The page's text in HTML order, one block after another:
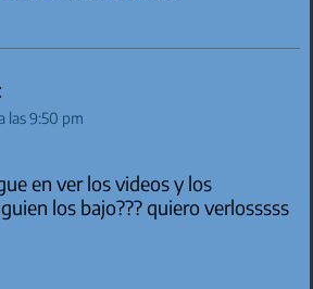
las 9:50 pm
en ver los videos y los
los bajo??? quiero verlosssss